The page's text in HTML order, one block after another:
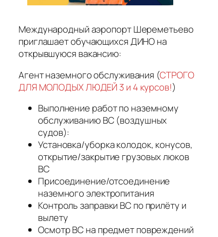
Международный аэропорт Шереметьево
приглашает обучающихся ДИНО на
открывшуюся вакансию:
Агент наземного обслуживания (СТРОГО
ДЛЯ МОЛОДЫХ ЛЮДЕЙ 3 и 4 курсов!)
Выполнение работ по наземному
обслуживанию ВС (воздушных
судов):
Установка/уборка колодок, конусов,
открытие/закрытие грузовых люков
ВС
Присоединение/отсоединение
наземного электропитания
Контроль заправки ВС по прилёту и
вылету
Осмотр ВС на предмет повреждений